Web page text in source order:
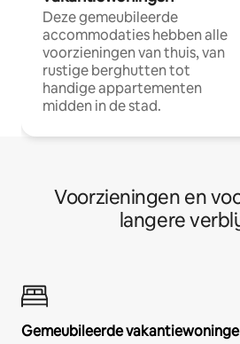
Deze gemeubileerde
accommodaties hebben alle
voorzieningen van thuis, van
rustige berghutten tot
handige appartementen
midden in de stad.
Voorzieningen en
langere
Gemeubileerde